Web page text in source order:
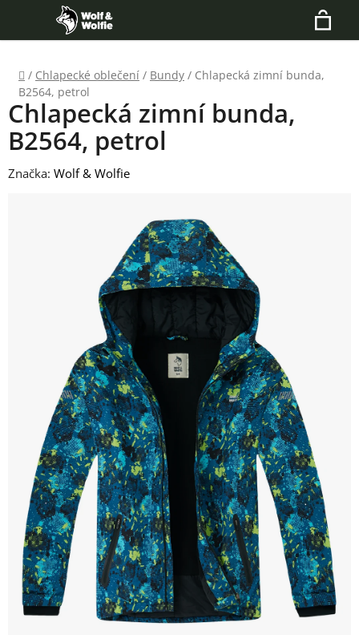
obsah
Hledat
Domů
/ Chlapecké oblečení / Bundy / Chlapecká zimní bunda,
B2564, petrol
Chlapecká zimní bunda,
B2564, petrol
Značka: Wolf & Wolfie